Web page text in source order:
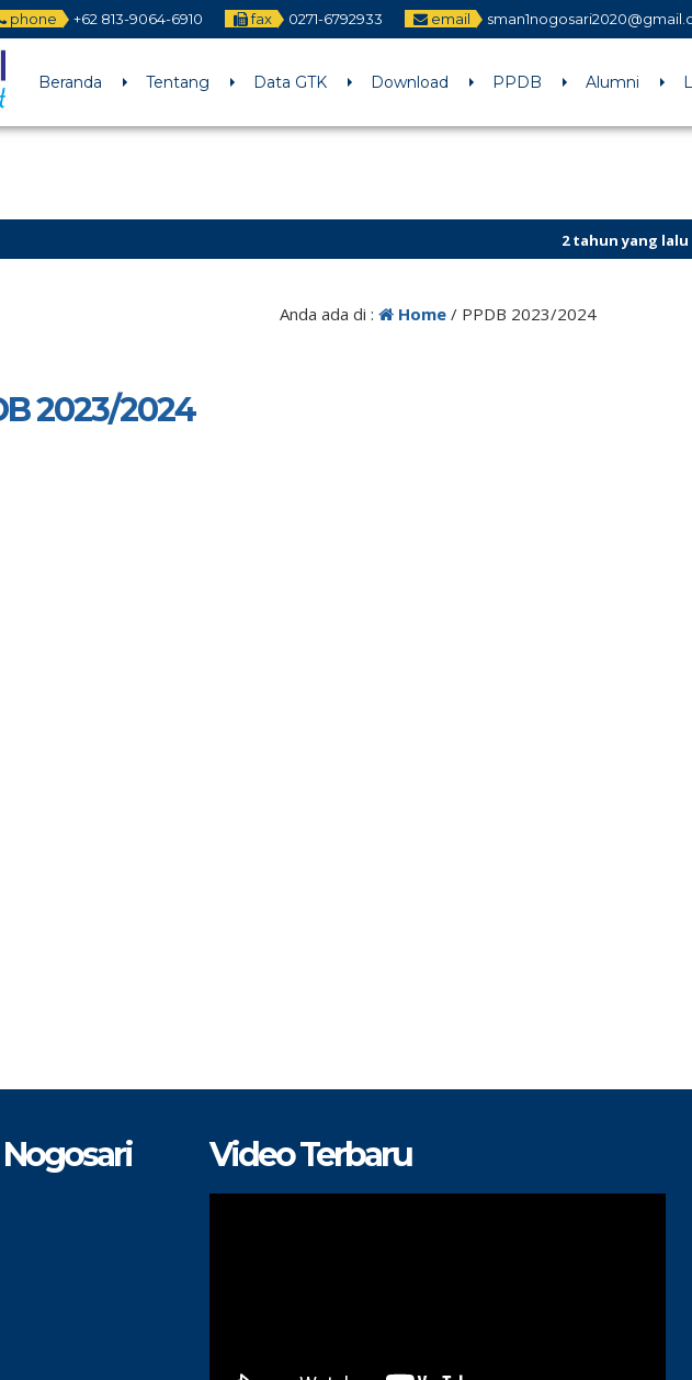
phone +62 813-9064-6910 fax 0271-6792933 email
Beranda Tentang Data GTK Download PPDB Alumni
2 tahun yang lalu/ PPDB
Anda ada di : Home/ PPDB 2023/2024
2023/2024
Nogosari Video Terbaru